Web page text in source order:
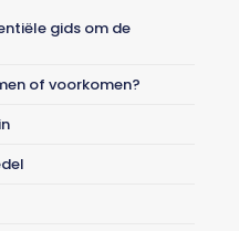
gids om de
of voorkomen?